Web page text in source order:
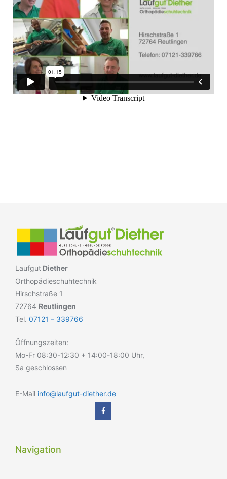
Laufgut Diether
Orthopädieschuhtechnik
Hirschstraße 1
72764 Reutlingen
Tel. 07121 – 339766
Öffnungszeiten:
Mo-Fr 08:30-12:30 + 14:00-18:00 Uhr,
Sa geschlossen
E-Mail info@laufgut-diether.de
Navigation